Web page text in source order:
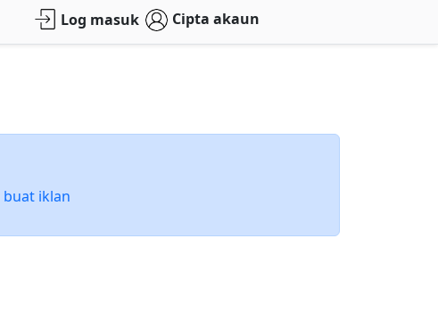
Log masuk Cipta akaun
buat iklan